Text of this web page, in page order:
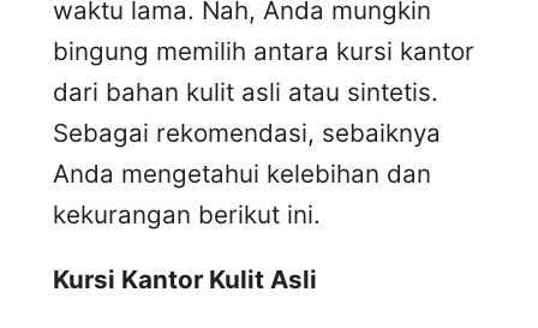
waktu lama. Nah, Anda mungkin
bingung memilih antara kursi kantor
dari bahan kulit asli atau sintetis.
Sebagai rekomendasi, sebaiknya
Anda mengetahui kelebihan dan
kekurangan berikut ini.
Kursi Kantor Kulit Asli